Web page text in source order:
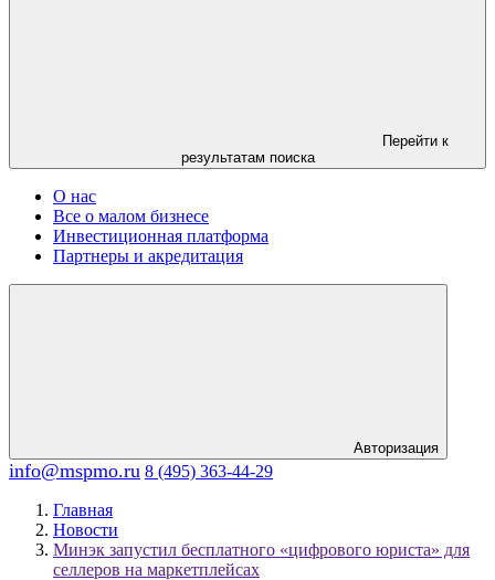
Перейти к
результатам поиска
О нас
Все о малом бизнесе
Инвестиционная платформа
Партнеры и акредитация
Авторизация
info@mspmo.ru 8 (495) 363-44-29
Главная
Новости
Минэк запустил бесплатного «цифрового юриста» для
селлеров на маркетплейсах